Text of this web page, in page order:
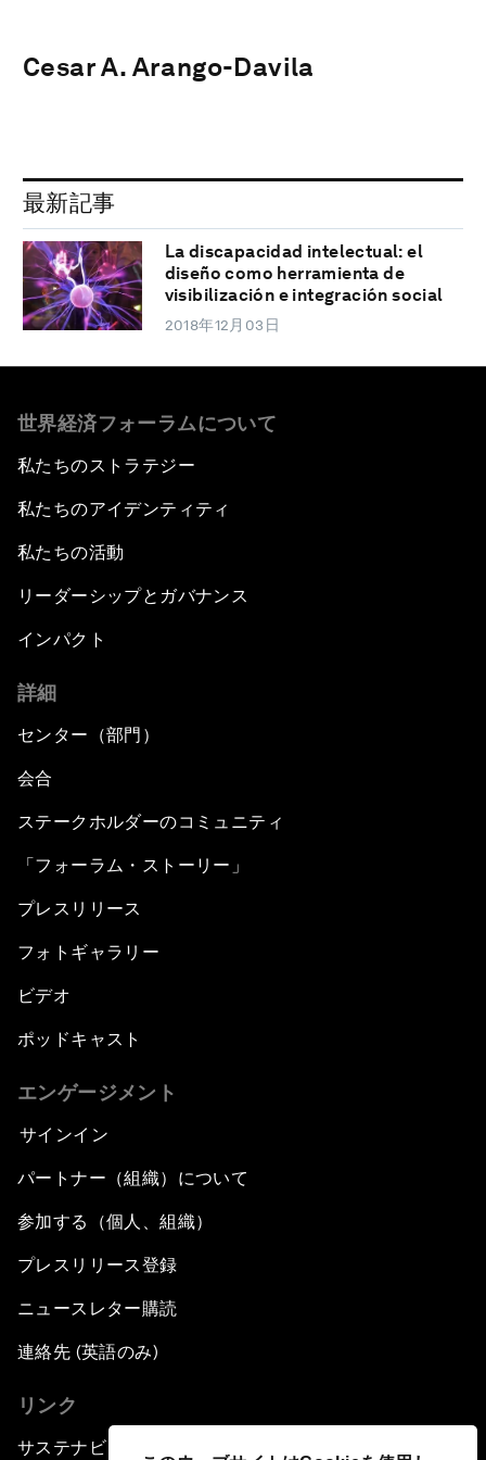
Cesar A. Arango-Davila
最新記事
La discapacidad intelectual: el
diseño como herramienta de
visibilización e integración social
2018年12月03日
世界経済フォーラムについて
私たちのストラテジー
私たちのアイデンティティ
私たちの活動
リーダーシップとガバナンス
インパクト
詳細
センター（部門）
会合
ステークホルダーのコミュニティ
「フォーラム・ストーリー」
プレスリリース
フォトギャラリー
ビデオ
ポッドキャスト
エンゲージメント
サインイン
パートナー（組織）について
参加する（個人、組織）
プレスリリース登録
ニュースレター購読
連絡先 (英語のみ)
リンク
サステナビリティへの取り組み